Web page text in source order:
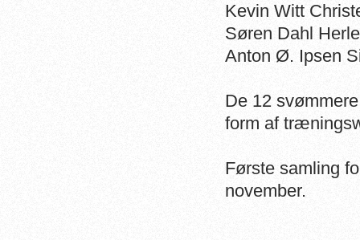
Kevin Witt
Søren Dahl
Anton Ø. Ipsen
De 12
form af
Første samling
november.